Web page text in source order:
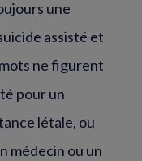
une
assisté et
ne figurent
pour un
létale, ou
médecin ou un